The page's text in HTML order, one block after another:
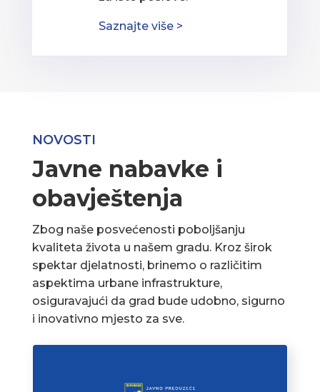
Saznajte više >
NOVOSTI
Javne nabavke i
obavještenja
Zbog naše posvećenosti poboljšanju
kvaliteta života u našem gradu. Kroz širok
spektar djelatnosti, brinemo o različitim
aspektima urbane infrastrukture,
osiguravajući da grad bude udobno, sigurno
i inovativno mjesto za sve.